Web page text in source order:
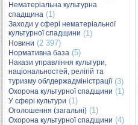
Нематеріальна культурна
спадщина (1)
Заходи у сфері нематеріальної
культурної спадщини (1)
Новини (2 397)
Нормативна база (5)
Накази управління культури,
національностей, релігій та
туризму облдержадміністрації(3)
Охорона культурної спадщини (1)
У сфері культури (1)
Оголошення (загальні) (1)
Охорона культурної спадщини (4)